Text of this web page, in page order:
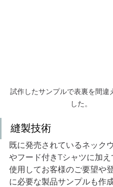
試作したサンプルで表裏を間違
した。
縫製技術
既に発売されているネック
やフード付きTシャツに加
使用してお客様のご要望や
に必要な製品サンプルも作